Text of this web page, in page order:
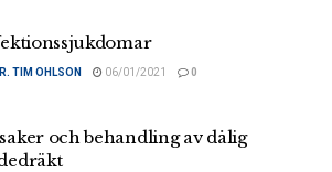
TIM OHLSON 06/01/2021 0
och behandling av dålig